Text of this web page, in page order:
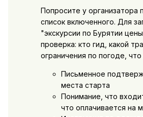
Попросите у организатора
список включенного. Для
"экскурсии по Бурятии
проверка: кто гид, какой
ограничения по погоде,
Письменное
места старта
Понимание, что
что оплачивается на